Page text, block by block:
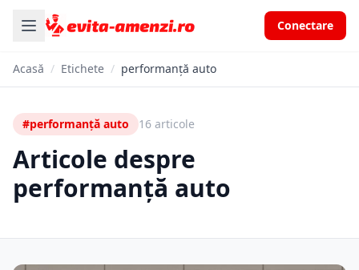
Conectare
Acasă / Etichete / performanță auto
#performanță auto 16 articole
Articole despre
performanță auto